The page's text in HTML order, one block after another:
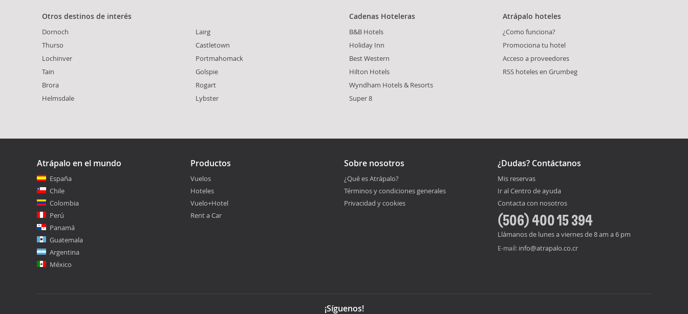
Otros destinos de interés
Dornoch
Thurso
Lochinver
Tain
Brora
Helmsdale
Lairg
Castletown
Portmahomack
Golspie
Rogart
Lybster
Cadenas Hoteleras
B&B Hotels
Holiday Inn
Best Western
Hilton Hotels
Wyndham Hotels & Resorts
Super 8
Atrápalo hoteles
¿Como funciona?
Promociona tu hotel
Acceso a proveedores
RSS hoteles en Grumbeg
Atrápalo en el mundo
España
Chile
Colombia
Perú
Panamá
Guatemala
Argentina
México
Productos
Vuelos
Hoteles
Vuelo+Hotel
Rent a Car
Sobre nosotros
¿Qué es Atrápalo?
Términos y condiciones generales
Privacidad y cookies
¿Dudas? Contáctanos
Mis reservas
Ir al Centro de ayuda
Contacta con nosotros
(506) 400 15 394
Llámanos de lunes a viernes de 8 am a 6 pm
E-mail: info@atrapalo.co.cr
¡Síguenos!